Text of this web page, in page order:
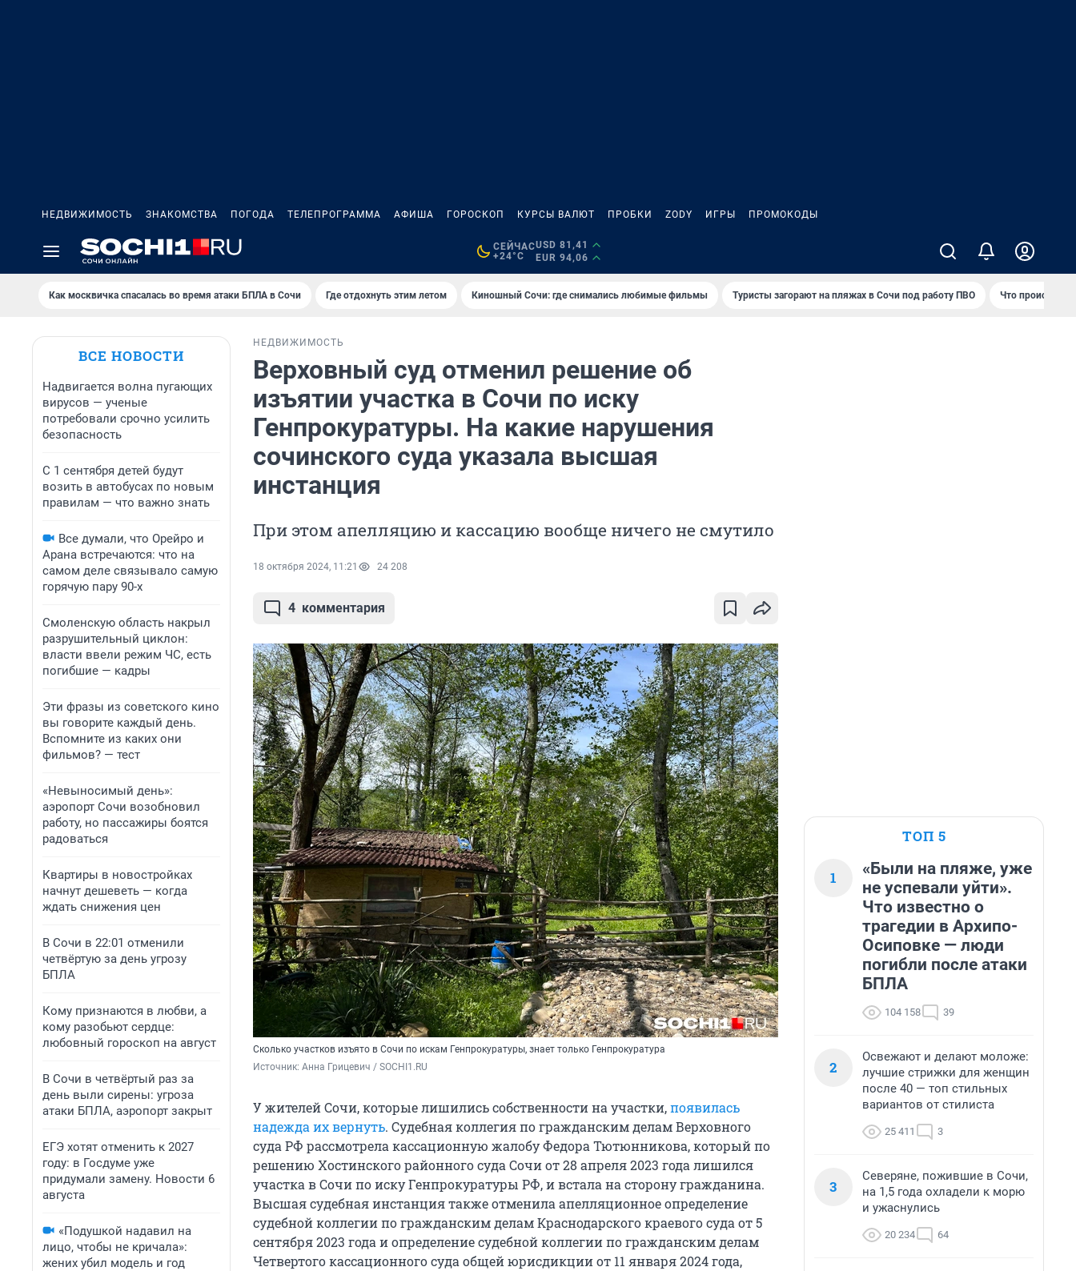
НЕДВИЖИМОСТЬ ЗНАКОМСТВА ПОГОДА ТЕЛЕПРОГРАММА АФИША ГОРОСКОП КУРСЫ ВАЛЮТ ПРОБКИ ZODY ИГРЫ ПРОМОКОДЫ
СЕЙЧАС
+24°C
USD 81,41
EUR 94,06
Как москвичка спасалась во время атаки БПЛА в Сочи Где отдохнуть этим летом Киношный Сочи: где снимались любимые фильмы Туристы загорают на пляжах в Сочи под работу ПВО Что происходит
ВСЕ НОВОСТИ
Надвигается волна пугающих
вирусов — ученые
потребовали срочно усилить
безопасность
С 1 сентября детей будут
возить в автобусах по новым
правилам — что важно знать
Все думали, что Орейро и
Арана встречаются: что на
самом деле связывало самую
горячую пару 90-х
Смоленскую область накрыл
разрушительный циклон:
власти ввели режим ЧС, есть
погибшие — кадры
Эти фразы из советского кино
вы говорите каждый день.
Вспомните из каких они
фильмов? — тест
«Невыносимый день»:
аэропорт Сочи возобновил
работу, но пассажиры боятся
радоваться
Квартиры в новостройках
начнут дешеветь — когда
ждать снижения цен
В Сочи в 22:01 отменили
четвёртую за день угрозу
БПЛА
Кому признаются в любви, а
кому разобьют сердце:
любовный гороскоп на август
В Сочи в четвёртый раз за
день выли сирены: угроза
атаки БПЛА, аэропорт закрыт
ЕГЭ хотят отменить к 2027
году: в Госдуме уже
придумали замену. Новости 6
августа
«Подушкой надавил на
лицо, чтобы не кричала»:
жених убил модель и год
НЕДВИЖИМОСТЬ
Верховный суд отменил решение об
изъятии участка в Сочи по иску
Генпрокуратуры. На какие нарушения
сочинского суда указала высшая
инстанция
При этом апелляцию и кассацию вообще ничего не смутило
18 октября 2024, 11:21 24 208
4 комментария
Сколько участков изъято в Сочи по искам Генпрокуратуры, знает только Генпрокуратура
Источник: Анна Грицевич / SOCHI1.RU
У жителей Сочи, которые лишились собственности на участки,появилась
надежда их вернуть. Судебная коллегия по гражданским делам Верховного
суда РФ рассмотрела кассационную жалобу Федора Тютюнникова, который по
решению Хостинского районного суда Сочи от 28 апреля 2023 года лишился
участка в Сочи по иску Генпрокуратуры РФ, и встала на сторону гражданина.
Высшая судебная инстанция также отменила апелляционное определение
судебной коллегии по гражданским делам Краснодарского краевого суда от 5
сентября 2023 года и определение судебной коллегии по гражданским делам
Четвертого кассационного суда общей юрисдикции от 11 января 2024 года,
ТОП 5
1
«Были на пляже, уже
не успевали уйти».
Что известно о
трагедии в Архипо-
Осиповке — люди
погибли после атаки
БПЛА
104 158 39
2
Освежают и делают моложе:
лучшие стрижки для женщин
после 40 — топ стильных
вариантов от стилиста
25 411 3
3
Северяне, пожившие в Сочи,
на 1,5 года охладели к морю
и ужаснулись
20 234 64